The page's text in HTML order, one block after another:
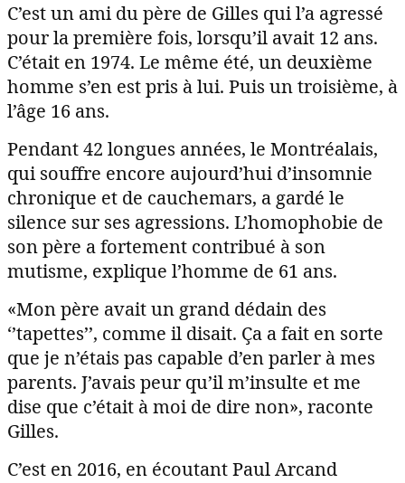
C’est un ami du père de Gilles qui l’a agressé
pour la première fois, lorsqu’il avait 12 ans.
C’était en 1974. Le même été, un deuxième
homme s’en est pris à lui. Puis un troisième, à
l’âge 16 ans.
Pendant 42 longues années, le Montréalais,
qui souffre encore aujourd’hui d’insomnie
chronique et de cauchemars, a gardé le
silence sur ses agressions. L’homophobie de
son père a fortement contribué à son
mutisme, explique l’homme de 61 ans.
«Mon père avait un grand dédain des
‘’tapettes’’, comme il disait. Ça a fait en sorte
que je n’étais pas capable d’en parler à mes
parents. J’avais peur qu’il m’insulte et me
dise que c’était à moi de dire non», raconte
Gilles.
C’est en 2016, en écoutant Paul Arcand